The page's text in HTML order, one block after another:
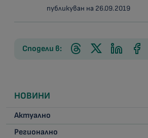
публикуван на 26.09.2019
Сподели в:
НОВИНИ
Актуално
Регионално